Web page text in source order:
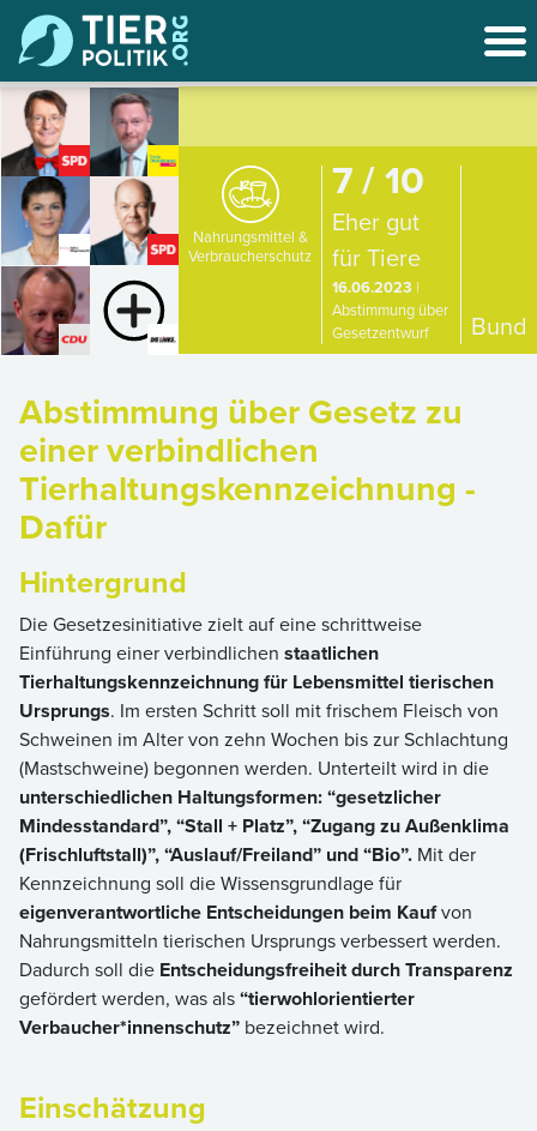
Nahrungsmittel &
Verbraucherschutz
7 / 10
Eher gut
für Tiere
16.06.2023 |
Abstimmung über
Gesetzentwurf
Bund
Abstimmung über Gesetz zu
einer verbindlichen
Tierhaltungskennzeichnung -
Dafür
Hintergrund
Die Gesetzesinitiative zielt auf eine schrittweise
Einführung einer verbindlichen staatlichen
Tierhaltungskennzeichnung für Lebensmittel tierischen
Ursprungs. Im ersten Schritt soll mit frischem Fleisch von
Schweinen im Alter von zehn Wochen bis zur Schlachtung
(Mastschweine) begonnen werden. Unterteilt wird in die
unterschiedlichen Haltungsformen: “gesetzlicher
Mindesstandard”, “Stall + Platz”, “Zugang zu Außenklima
(Frischluftstall)”, “Auslauf/Freiland” und “Bio”. Mit der
Kennzeichnung soll die Wissensgrundlage für
eigenverantwortliche Entscheidungen beim Kaufvon
Nahrungsmitteln tierischen Ursprungs verbessert werden.
Dadurch soll die Entscheidungsfreiheit durch Transparenz
gefördert werden, was als“tierwohlorientierter
Verbaucher*innenschutz” bezeichnet wird.
Einschätzung